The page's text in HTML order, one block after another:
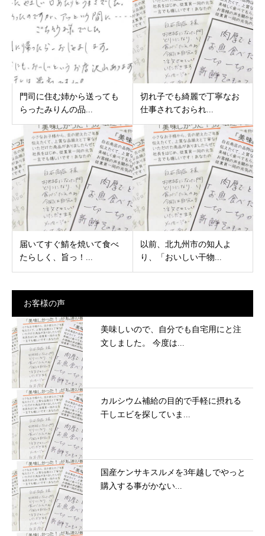
門司に住む姉から送っても
らったみりんの品...
切れ子でも綺麗で丁寧なお
仕事されておられ...
届いてすぐ鯖を焼いて食べ
たらしく、旨っ！...
以前、北九州市の知人よ
り、「おいしい干物...
お客様の声
美味しいので、自分でも自宅用にと注
文しました。 今度は...
カルシウム補給の目的で手軽に摂れる
干しエビを探していま...
国産ケンサキスルメを3年越しでやっと
購入する事がかない...